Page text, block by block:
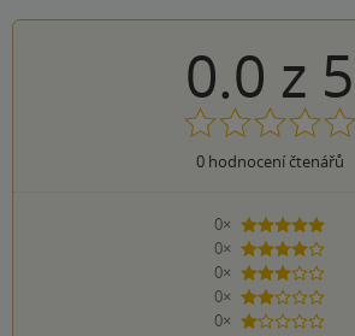
0.0 z 5
0hodnocení čtenářů
0×
5 hvězdiček
0×
4 hvězdičky
0×
3 hvězdičky
0×
2 hvězdičky
0×
1 hvezdička